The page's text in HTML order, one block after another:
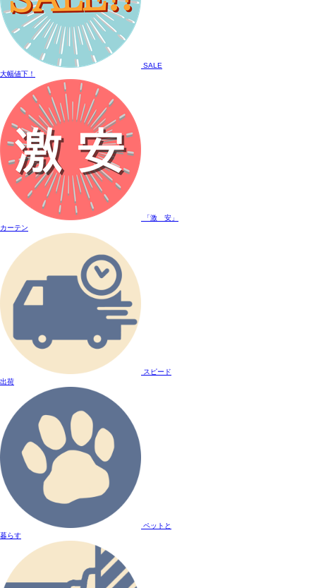
SALE
大幅値下！
「激 安」
カーテン
スピード
出荷
ペットと
暮らす